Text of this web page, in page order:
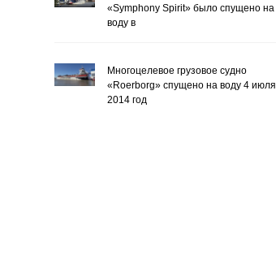
«Symphony Spirit» было спущено на
воду в
Многоцелевое грузовое судно
«Roerborg» спущено на воду 4 июля
2014 год